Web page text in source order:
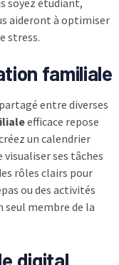
soyez étudiant,
aideront à optimiser
stress.
familiale
entre diverses
efficace repose
un calendrier
ses tâches
rôles clairs pour
ou des activités
seul membre de la